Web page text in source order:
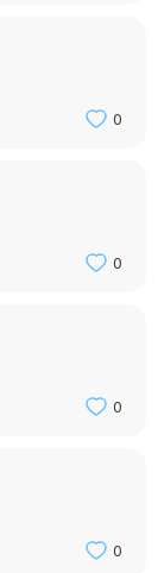
0
0
0
0